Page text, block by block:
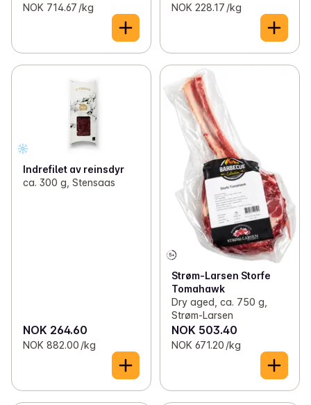
NOK 714.67 /kg NOK 228.17 /kg
Indrefilet av reinsdyr
ca. 300 g, Stensaas
NOK 264.60
NOK 882.00 /kg
Strøm-Larsen Storfe
Tomahawk
Dry aged, ca. 750 g,
Strøm-Larsen
NOK 503.40
NOK 671.20 /kg